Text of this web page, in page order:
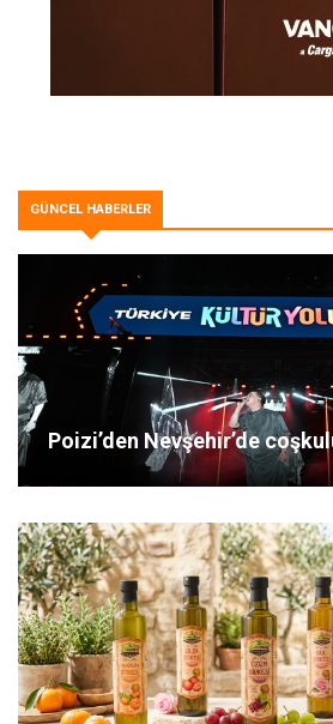
GÜNCEL HABERLER
Poizi’den Nevşehir’de